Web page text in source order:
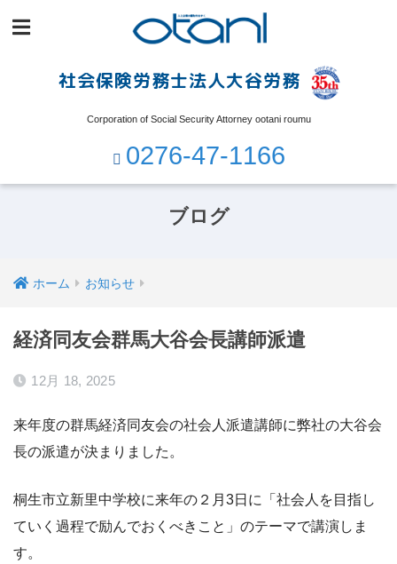
社会保険労務士法人大谷労務
Corporation of Social Security Attorney ootani roumu
0276-47-1166
ブログ
ホーム お知らせ
経済同友会群馬大谷会長講師派遣
12月 18, 2025
来年度の群馬経済同友会の社会人派遣講師に弊社の大谷会
長の派遣が決まりました。
桐生市立新里中学校に来年の２月3日に「社会人を目指し
ていく過程で励んでおくべきこと」のテーマで講演しま
す。